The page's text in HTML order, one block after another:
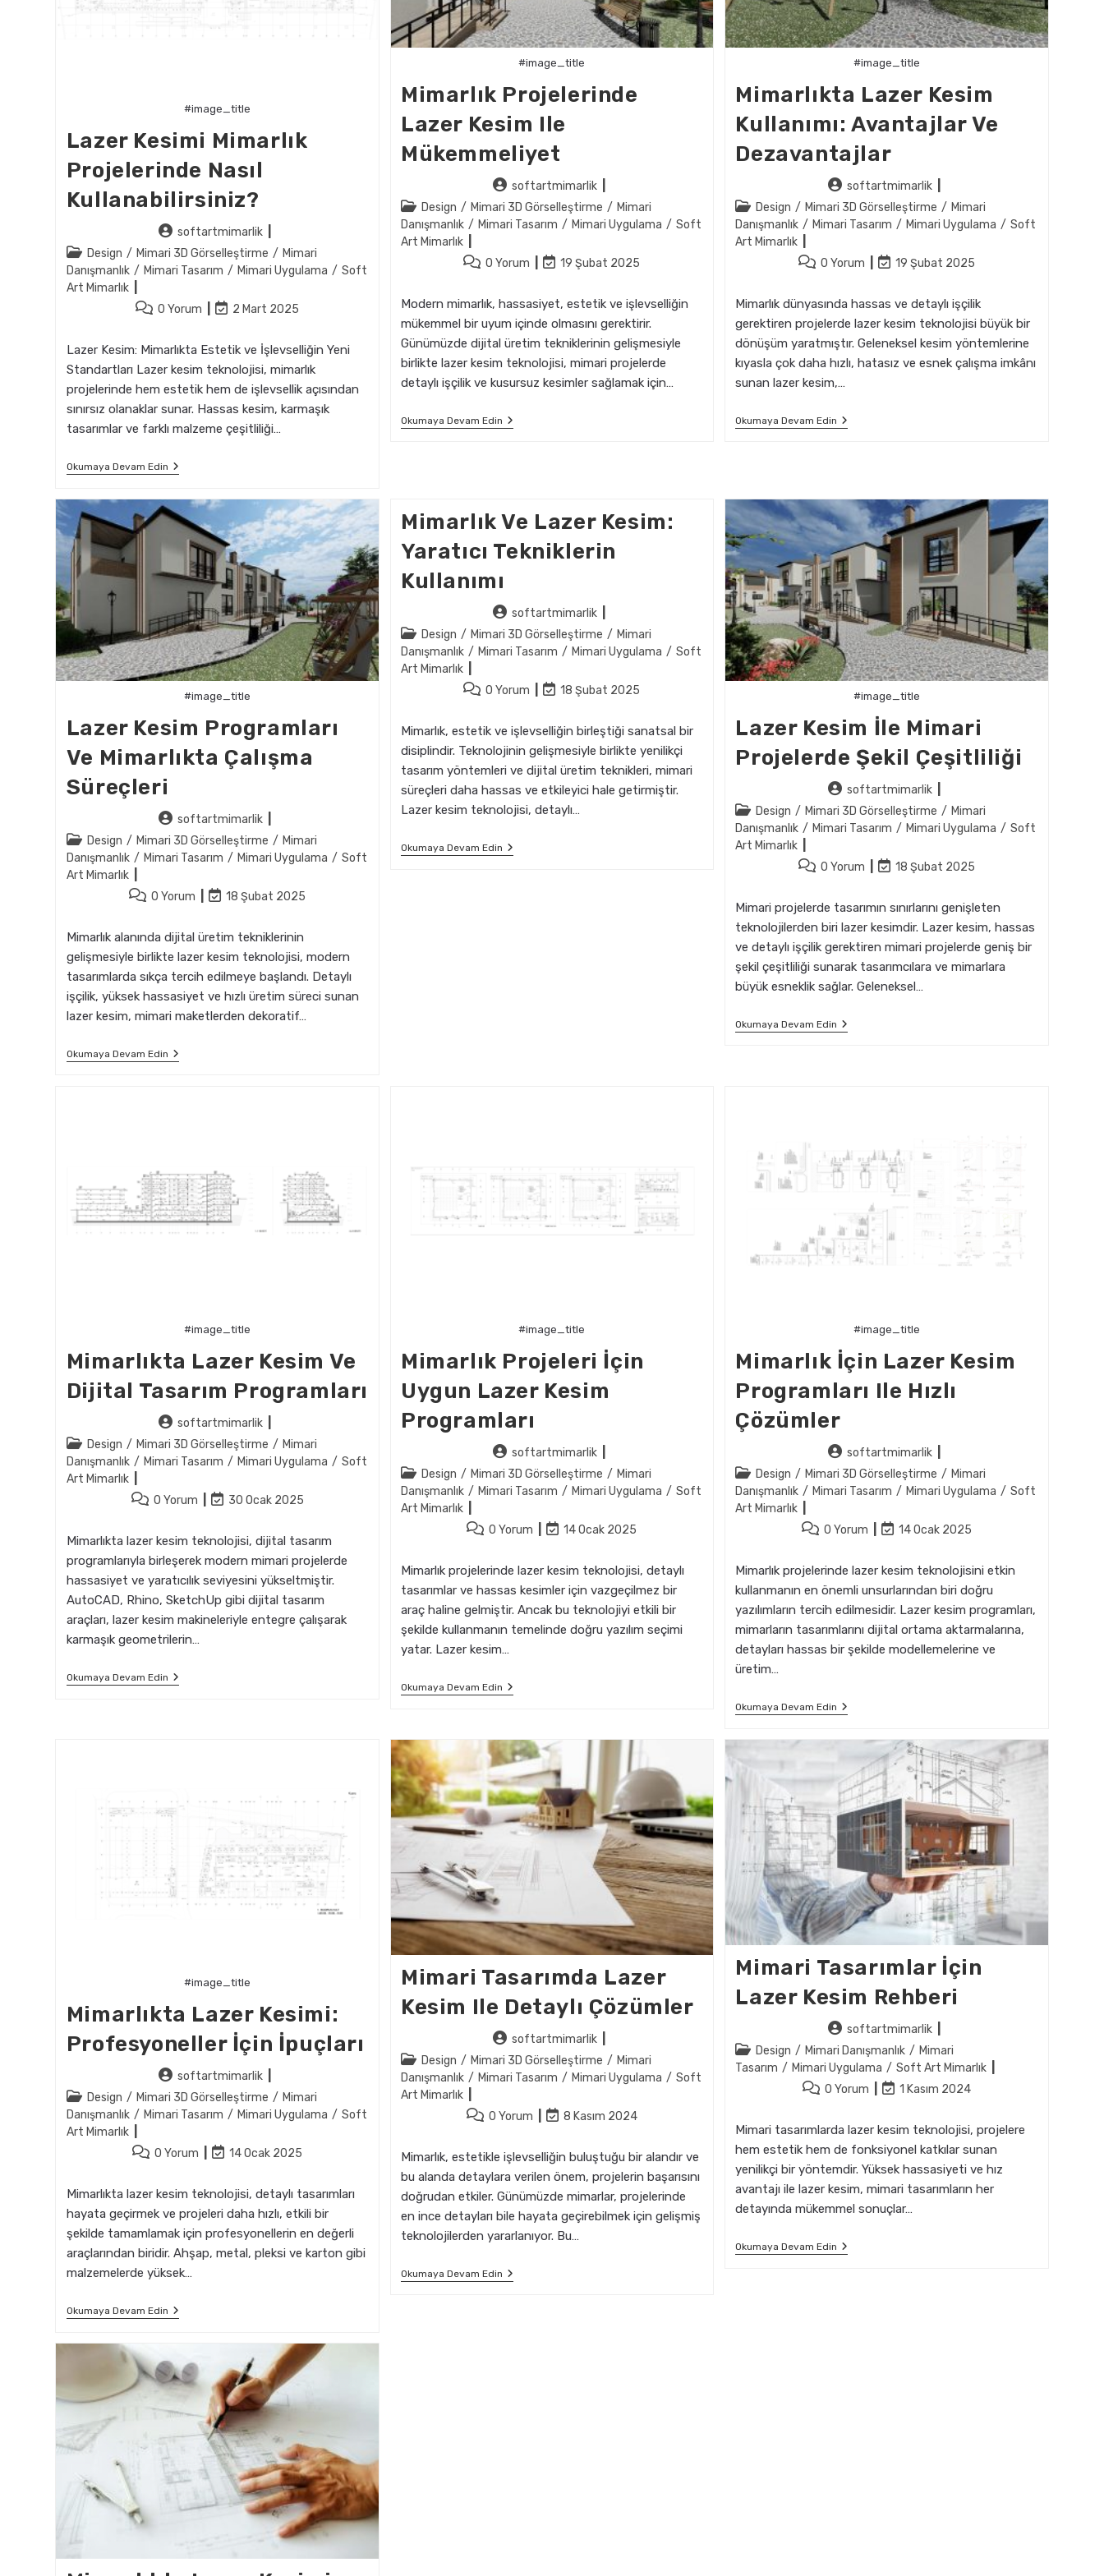
#image_title
Lazer Kesimi Mimarlık
Projelerinde Nasıl
Kullanabilirsiniz?
Post
author:
softartmimarlik
Post
category:
Design / Mimari 3D Görselleştirme / Mimari
Danışmanlık / Mimari Tasarım / Mimari Uygulama / Soft
Art Mimarlık
Post0 Yorum
Post
modified:
2 Mart 2025
Lazer Kesim: Mimarlıkta Estetik ve İşlevselliğin Yeni
Standartları Lazer kesim teknolojisi, mimarlık
projelerinde hem estetik hem de işlevsellik açısından
sınırsız olanaklar sunar. Hassas kesim, karmaşık
tasarımlar ve farklı malzeme çeşitliliği…
Okumaya Devam EdinLazer
Kesimi
Projelerinde
Nasıl
Kullanabilirsiniz?
#image_title
Mimarlık Projelerinde
Lazer Kesim Ile
Mükemmeliyet
Post
author:
softartmimarlik
Post
category:
Design / Mimari 3D Görselleştirme / Mimari
Danışmanlık / Mimari Tasarım / Mimari Uygulama / Soft
Art Mimarlık
Post0 Yorum
Post
modified:
19 Şubat 2025
Modern mimarlık, hassasiyet, estetik ve işlevselliğin
mükemmel bir uyum içinde olmasını gerektirir.
Günümüzde dijital üretim tekniklerinin gelişmesiyle
birlikte lazer kesim teknolojisi, mimari projelerde
detaylı işçilik ve kusursuz kesimler sağlamak için…
Okumaya Devam Edin Mimarlık
Projelerinde
#image_title
Mimarlıkta Lazer Kesim
Kullanımı: Avantajlar Ve
Dezavantajlar
Post
author:
softartmimarlik
Post
category:
Design / Mimari 3D Görselleştirme / Mimari
Danışmanlık / Mimari Tasarım / Mimari Uygulama / Soft
Art Mimarlık
Post0 Yorum
Post
modified:
19 Şubat 2025
Mimarlık dünyasında hassas ve detaylı işçilik
gerektiren projelerde lazer kesim teknolojisi büyük bir
dönüşüm yaratmıştır. Geleneksel kesim yöntemlerine
kıyasla çok daha hızlı, hatasız ve esnek çalışma imkânı
sunan lazer kesim,…
Okumaya Devam Edin Mimarlıkta
Lazer
Dezavantajlar
#image_title
Lazer Kesim Programları
Ve Mimarlıkta Çalışma
Süreçleri
Post
author:
softartmimarlik
Post
category:
Design / Mimari 3D Görselleştirme / Mimari
Danışmanlık / Mimari Tasarım / Mimari Uygulama / Soft
Art Mimarlık
Post0 Yorum
Post
modified:
18 Şubat 2025
Mimarlık alanında dijital üretim tekniklerinin
gelişmesiyle birlikte lazer kesim teknolojisi, modern
tasarımlarda sıkça tercih edilmeye başlandı. Detaylı
işçilik, yüksek hassasiyet ve hızlı üretim süreci sunan
lazer kesim, mimari maketlerden dekoratif…
Okumaya Devam EdinLazer
Kesim
Mimarlık Ve Lazer Kesim:
Yaratıcı Tekniklerin
Kullanımı
Post
author:
softartmimarlik
Post
category:
Design / Mimari 3D Görselleştirme / Mimari
Danışmanlık / Mimari Tasarım / Mimari Uygulama / Soft
Art Mimarlık
Post0 Yorum
Post
modified:
18 Şubat 2025
Mimarlık, estetik ve işlevselliğin birleştiği sanatsal bir
disiplindir. Teknolojinin gelişmesiyle birlikte yenilikçi
tasarım yöntemleri ve dijital üretim teknikleri, mimari
süreçleri daha hassas ve etkileyici hale getirmiştir.
Lazer kesim teknolojisi, detaylı…
Okumaya Devam Edin Mimarlık
Ve
#image_title
Lazer Kesim İle Mimari
Projelerde Şekil Çeşitliliği
Post
author:
softartmimarlik
Post
category:
Design / Mimari 3D Görselleştirme / Mimari
Danışmanlık / Mimari Tasarım / Mimari Uygulama / Soft
Art Mimarlık
Post0 Yorum
Post
modified:
18 Şubat 2025
Mimari projelerde tasarımın sınırlarını genişleten
teknolojilerden biri lazer kesimdir. Lazer kesim, hassas
ve detaylı işçilik gerektiren mimari projelerde geniş bir
şekil çeşitliliği sunarak tasarımcılara ve mimarlara
büyük esneklik sağlar. Geleneksel…
Okumaya Devam Edin Lazer
Kesim
#image_title
Mimarlıkta Lazer Kesim Ve
Dijital Tasarım Programları
Post
author:
softartmimarlik
Post
category:
Design / Mimari 3D Görselleştirme / Mimari
Danışmanlık / Mimari Tasarım / Mimari Uygulama / Soft
Art Mimarlık
Post0 Yorum
Post
modified:
30 Ocak 2025
Mimarlıkta lazer kesim teknolojisi, dijital tasarım
programlarıyla birleşerek modern mimari projelerde
hassasiyet ve yaratıcılık seviyesini yükseltmiştir.
AutoCAD, Rhino, SketchUp gibi dijital tasarım
araçları, lazer kesim makineleriyle entegre çalışarak
karmaşık geometrilerin…
Okumaya Devam EdinMimarlıkta
Lazer
#image_title
Mimarlık Projeleri İçin
Uygun Lazer Kesim
Programları
Post
author:
softartmimarlik
Post
category:
Design / Mimari 3D Görselleştirme / Mimari
Danışmanlık / Mimari Tasarım / Mimari Uygulama / Soft
Art Mimarlık
Post0 Yorum
Post
modified:
14 Ocak 2025
Mimarlık projelerinde lazer kesim teknolojisi, detaylı
tasarımlar ve hassas kesimler için vazgeçilmez bir
araç haline gelmiştir. Ancak bu teknolojiyi etkili bir
şekilde kullanmanın temelinde doğru yazılım seçimi
yatar. Lazer kesim…
Okumaya Devam Edin Mimarlık
Projeleri
Lazer
Kesim
Programları
#image_title
Mimarlık İçin Lazer Kesim
Programları Ile Hızlı
Çözümler
Post
author:
softartmimarlik
Post
category:
Design / Mimari 3D Görselleştirme / Mimari
Danışmanlık / Mimari Tasarım / Mimari Uygulama / Soft
Art Mimarlık
Post0 Yorum
Post
modified:
14 Ocak 2025
Mimarlık projelerinde lazer kesim teknolojisini etkin
kullanmanın en önemli unsurlarından biri doğru
yazılımların tercih edilmesidir. Lazer kesim programları,
mimarların tasarımlarını dijital ortama aktarmalarına,
detayları hassas bir şekilde modellemelerine ve
üretim…
Okumaya Devam Edin Mimarlık
İçin
Kesim
Programları
Hızlı
Çözümler
#image_title
Mimarlıkta Lazer Kesimi:
Profesyoneller İçin İpuçları
Post
author:
softartmimarlik
Post
category:
Design / Mimari 3D Görselleştirme / Mimari
Danışmanlık / Mimari Tasarım / Mimari Uygulama / Soft
Art Mimarlık
Post0 Yorum
Post
modified:
14 Ocak 2025
Mimarlıkta lazer kesim teknolojisi, detaylı tasarımları
hayata geçirmek ve projeleri daha hızlı, etkili bir
şekilde tamamlamak için profesyonellerin en değerli
araçlarından biridir. Ahşap, metal, pleksi ve karton gibi
malzemelerde yüksek…
Okumaya Devam EdinMimarlıkta
Lazer
İçin
İpuçları
Mimari Tasarımda Lazer
Kesim Ile Detaylı Çözümler
Post
author:
softartmimarlik
Post
category:
Design / Mimari 3D Görselleştirme / Mimari
Danışmanlık / Mimari Tasarım / Mimari Uygulama / Soft
Art Mimarlık
Post0 Yorum
Post
modified:
8 Kasım 2024
Mimarlık, estetikle işlevselliğin buluştuğu bir alandır ve
bu alanda detaylara verilen önem, projelerin başarısını
doğrudan etkiler. Günümüzde mimarlar, projelerinde
en ince detayları bile hayata geçirebilmek için gelişmiş
teknolojilerden yararlanıyor. Bu…
Okumaya Devam Edin Mimari
Tasarımda
Mimari Tasarımlar İçin
Lazer Kesim Rehberi
Post
author:
softartmimarlik
Post
category:
Design / Mimari Danışmanlık / Mimari
Tasarım / Mimari Uygulama / Soft Art Mimarlık
Post0 Yorum
Post
modified:
1 Kasım 2024
Mimari tasarımlarda lazer kesim teknolojisi, projelere
hem estetik hem de fonksiyonel katkılar sunan
yenilikçi bir yöntemdir. Yüksek hassasiyeti ve hız
avantajı ile lazer kesim, mimari tasarımların her
detayında mükemmel sonuçlar…
Okumaya Devam Edin Mimari
Tasarımlar